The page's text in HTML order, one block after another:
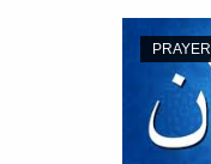
PRAYER